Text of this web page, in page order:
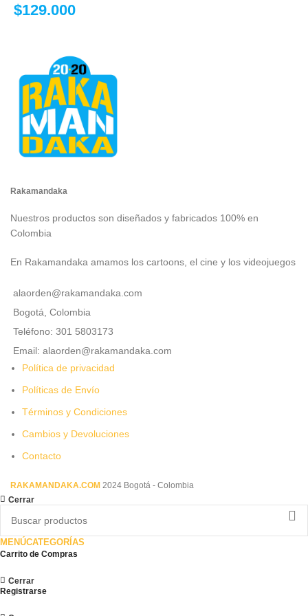
$129.000
Rakamandaka
Nuestros productos son diseñados y fabricados 100% en
Colombia
En Rakamandaka amamos los cartoons, el cine y los videojuegos
alaorden@rakamandaka.com
Bogotá, Colombia
Teléfono: 301 5803173
Email: alaorden@rakamandaka.com
Política de privacidad
Políticas de Envío
Términos y Condiciones
Cambios y Devoluciones
Contacto
RAKAMANDAKA.COM 2024 Bogotá - Colombia
Cerrar
MENÚCATEGORÍAS
Carrito de Compras
Cerrar
Registrarse